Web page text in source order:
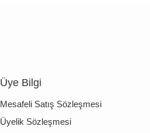
Üye Bilgi
Mesafeli Satış Sözleşmesi
Üyelik Sözleşmesi